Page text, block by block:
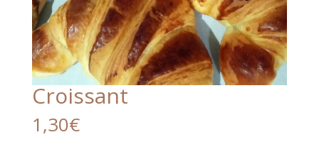
Croissant
1,30€